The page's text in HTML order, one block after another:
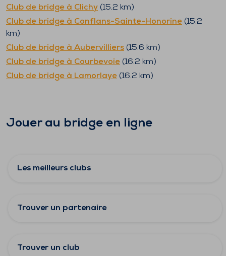
Club de bridge à Clichy (15.2 km)
Club de bridge à Conflans-Sainte-Honorine (15.2
km)
Club de bridge à Aubervilliers (15.6 km)
Club de bridge à Courbevoie (16.2 km)
Club de bridge à Lamorlaye (16.2 km)
Jouer au bridge en ligne
Les meilleurs clubs
Trouver un partenaire
Trouver un club